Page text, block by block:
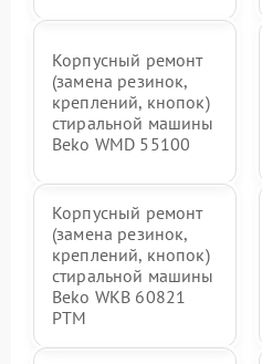
Корпусный ремонт
(замена резинок,
креплений, кнопок)
стиральной машины
Beko WMD 55100
Корпусный ремонт
(замена резинок,
креплений, кнопок)
стиральной машины
Beko WKB 60821
PTМ